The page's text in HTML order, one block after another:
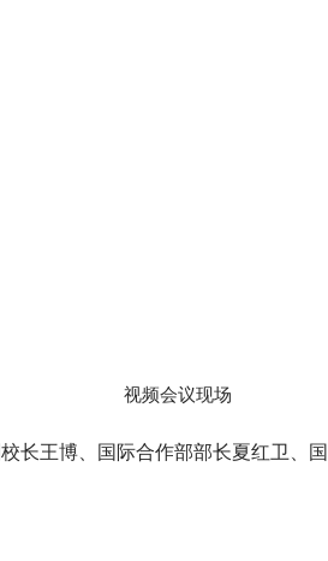
视频会议现场
长王博、国际合作部部长夏红卫、